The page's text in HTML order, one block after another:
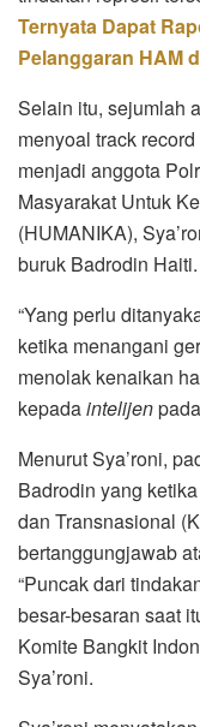
Ternyata Dapat
Pelanggaran HAM
Selain itu, sejumlah
menyoal track
menjadi anggota
Masyarakat Untuk
(HUMANIKA),
buruk Badrodin Haiti.
“Yang perlu
ketika menangani
menolak kenaikan
kepadaintelijen
Menurut Sya’roni,
Badrodin yang
dan Transnasional
bertanggungjawab
“Puncak dari
besar-besaran saat
Komite Bangkit
Sya’roni.